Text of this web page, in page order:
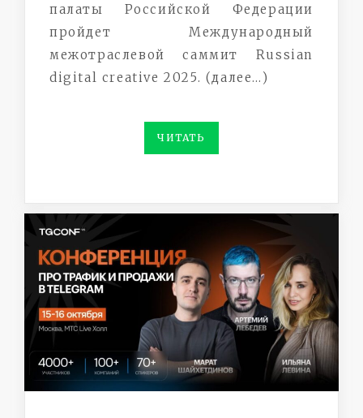
палаты Российской Федерации
пройдет Международный
межотраслевой саммит Russian
digital creative 2025. (далее…)
ЧИТАТЬ